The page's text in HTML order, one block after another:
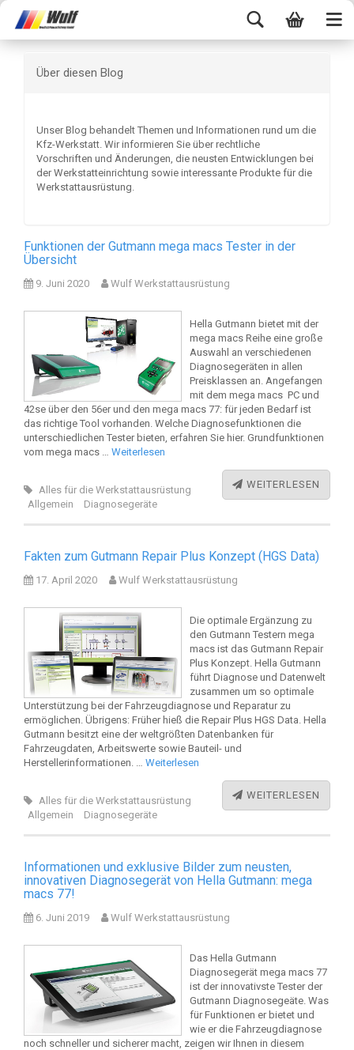
Über diesen Blog
Unser Blog behandelt Themen und Informationen rund um die
Kfz-Werkstatt. Wir informieren Sie über rechtliche
Vorschriften und Änderungen, die neusten Entwicklungen bei
der Werkstatteinrichtung sowie interessante Produkte für die
Werkstattausrüstung.
Funktionen der Gutmann mega macs Tester in der
Übersicht
9. Juni 2020 Wulf Werkstattausrüstung
Hella Gutmann bietet mit der
mega macs Reihe eine große
Auswahl an verschiedenen
Diagnosegeräten in allen
Preisklassen an. Angefangen
mit dem mega macs PC und
42se über den 56er und den mega macs 77: für jeden Bedarf ist
das richtige Tool vorhanden. Welche Diagnosefunktionen die
unterschiedlichen Tester bieten, erfahren Sie hier. Grundfunktionen
vom mega macs … Weiterlesen
WEITERLESEN
Alles für die Werkstattausrüstung
Allgemein
Diagnosegeräte
Fakten zum Gutmann Repair Plus Konzept (HGS Data)
17. April 2020 Wulf Werkstattausrüstung
Die optimale Ergänzung zu
den Gutmann Testern mega
macs ist das Gutmann Repair
Plus Konzept. Hella Gutmann
führt Diagnose und Datenwelt
zusammen um so optimale
Unterstützung bei der Fahrzeugdiagnose und Reparatur zu
ermöglichen. Übrigens: Früher hieß die Repair Plus HGS Data. Hella
Gutmann besitzt eine der weltgrößten Datenbanken für
Fahrzeugdaten, Arbeitswerte sowie Bauteil- und
Herstellerinformationen. … Weiterlesen
WEITERLESEN
Alles für die Werkstattausrüstung
Allgemein
Diagnosegeräte
Informationen und exklusive Bilder zum neusten,
innovativen Diagnosegerät von Hella Gutmann: mega
macs 77!
6. Juni 2019 Wulf Werkstattausrüstung
Das Hella Gutmann
Diagnosegerät mega macs 77
ist der innovativste Tester der
Gutmann Diagnosegeäte. Was
für Funktionen er bietet und
wie er die Fahrzeugdiagnose
noch schneller und sicherer macht, zeigen wir Ihnen in diesem